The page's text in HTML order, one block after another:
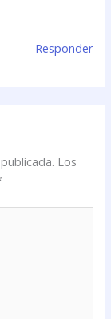
Responder
Los